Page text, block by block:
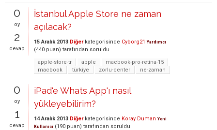
0
oy
2
cevap
İstanbul Apple Store ne zaman
açılacak?
15 Aralık 2013 Diğerkategorisinde Cyborg21 Yardımcı
(440 puan) tarafından soruldu
apple-store-tr
apple
macbook-pro-retina-15
macbook
türkiye zorlu-center ne-zaman
0
oy
1
cevap
iPad'e Whats App'ı nasıl
yükleyebilirim?
14 Aralık 2013 Diğerkategorisinde Koray Duman Yeni
Kullanıcı (190 puan) tarafından soruldu